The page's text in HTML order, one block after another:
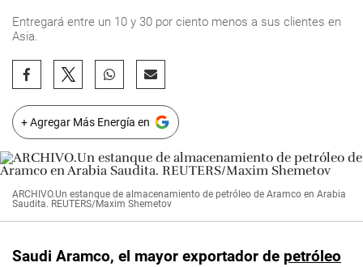
Entregará entre un 10 y 30 por ciento menos a sus clientes en
Asia.
+ Agregar Más Energía en
ARCHIVO.Un estanque de almacenamiento de petróleo de Aramco en Arabia
Saudita. REUTERS/Maxim Shemetov
Saudi Aramco, el mayor exportador de petróleo